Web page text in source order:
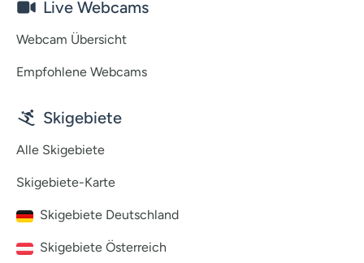
Live Webcams
Webcam Übersicht
Empfohlene Webcams
Skigebiete
Alle Skigebiete
Skigebiete-Karte
Skigebiete Deutschland
Skigebiete Österreich